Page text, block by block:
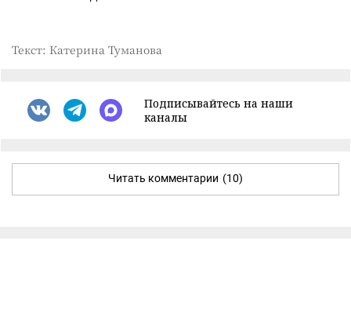
Текст: Катерина Туманова
Подписывайтесь на наши
каналы
Читать комментарии (10)